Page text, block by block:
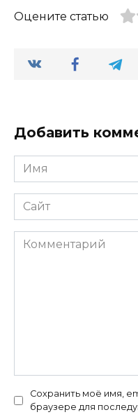
Оцените статью
Добавить
Имя
*
Сайт
Комментарий
Сохранить моё имя,
браузере для